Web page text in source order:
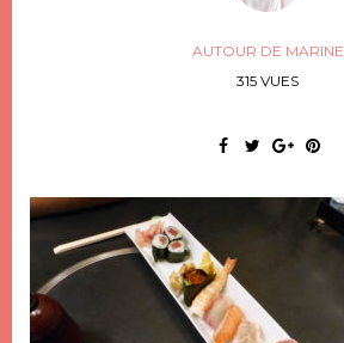
AUTOUR DE MARINE
315 VUES